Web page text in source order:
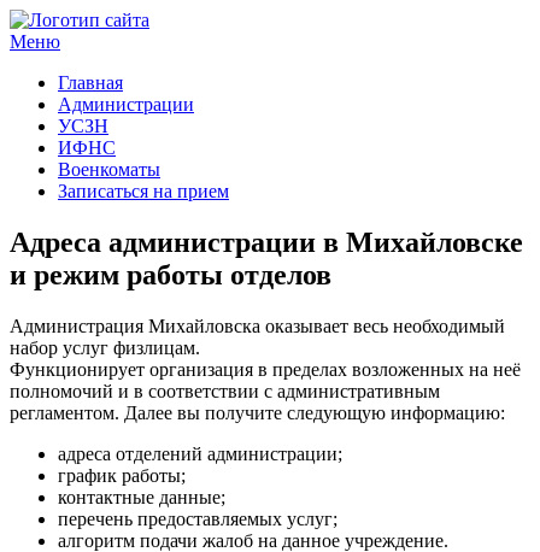
Меню
Главная
Администрации
УСЗН
ИФНС
Военкоматы
Записаться на прием
Адреса администрации в Михайловске
и режим работы отделов
Администрация Михайловска оказывает весь необходимый
набор услуг физлицам.
Функционирует организация в пределах возложенных на неё
полномочий и в соответствии с административным
регламентом. Далее вы получите следующую информацию:
адреса отделений администрации;
график работы;
контактные данные;
перечень предоставляемых услуг;
алгоритм подачи жалоб на данное учреждение.